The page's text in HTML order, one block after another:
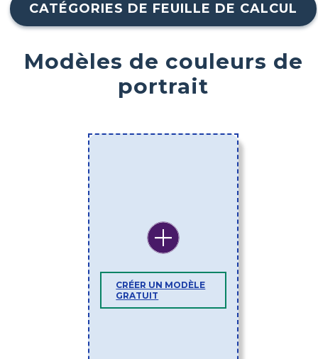
CATÉGORIES DE FEUILLE DE CALCUL
Modèles de couleurs de
portrait
CRÉER UN MODÈLE
GRATUIT